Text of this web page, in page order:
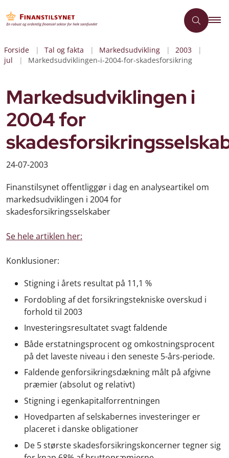
Forside Tal og fakta Markedsudvikling
2003
jul
Markedsudviklingen-i-2004-for-skadesforsikring
Markedsudviklingen i
2004 for
24-07-2003
Finanstilsynet offentliggør i dag en analyseartikel om
markedsudviklingen i 2004 for
skadesforsikringsselskaber
Se hele artiklen her:
Konklusioner:
Stigning i årets resultat på 11,1 %
Fordobling af det forsikringstekniske overskud i
forhold til 2003
Investeringsresultatet svagt faldende
Både erstatningsprocent og omkostningsprocent
på det laveste niveau i den seneste 5-års-periode.
Faldende genforsikringsdækning målt på afgivne
præmier (absolut og relativt)
Stigning i egenkapitalforrentningen
Hovedparten af selskabernes investeringer er
placeret i danske obligationer
De 5 største skadesforsikringskoncerner tegner sig